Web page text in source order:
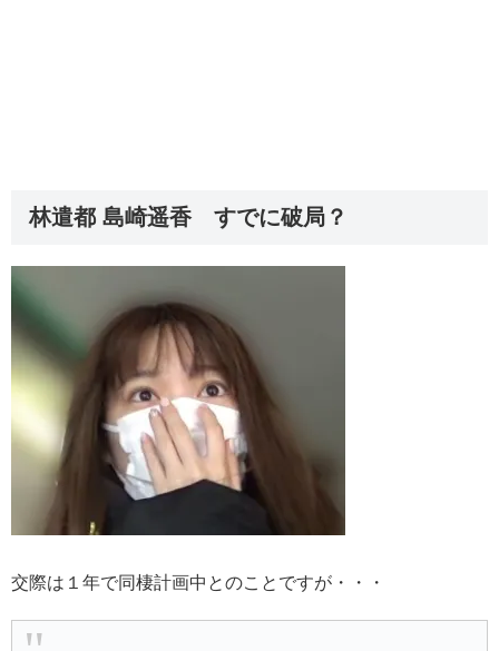
林遣都 島崎遥香 すでに破局？
交際は１年で同棲計画中とのことですが・・・